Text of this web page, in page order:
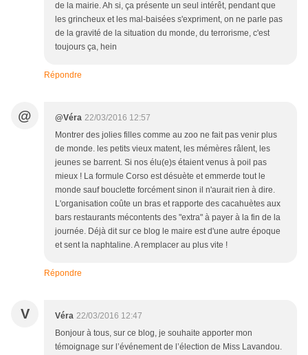
de la mairie. Ah si, ça présente un seul intérêt, pendant que
les grincheux et les mal-baisées s'expriment, on ne parle pas
de la gravité de la situation du monde, du terrorisme, c'est
toujours ça, hein
Répondre
@ @Véra 22/03/2016 12:57
Montrer des jolies filles comme au zoo ne fait pas venir plus
de monde. les petits vieux matent, les mémères râlent, les
jeunes se barrent. Si nos élu(e)s étaient venus à poil pas
mieux ! La formule Corso est désuète et emmerde tout le
monde sauf bouclette forcément sinon il n'aurait rien à dire.
L'organisation coûte un bras et rapporte des cacahuètes aux
bars restaurants mécontents des "extra" à payer à la fin de la
journée. Déjà dit sur ce blog le maire est d'une autre époque
et sent la naphtaline. A remplacer au plus vite !
Répondre
V Véra 22/03/2016 12:47
Bonjour à tous, sur ce blog, je souhaite apporter mon
témoignage sur l’événement de l’élection de Miss Lavandou.